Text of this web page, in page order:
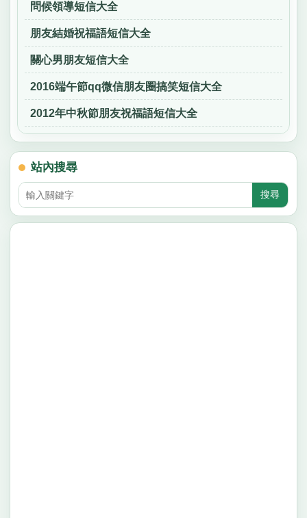
問候領導短信大全
朋友結婚祝福語短信大全
關心男朋友短信大全
2016端午節qq微信朋友圈搞笑短信大全
2012年中秋節朋友祝福語短信大全
站內搜尋